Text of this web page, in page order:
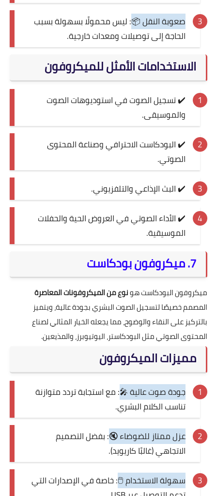
صعوبة النقل 📦: ليس محمولًا بسهولة بسبب
الحاجة إلى توصيلات ومعدات خارجية.
الاستخدامات الأمثل للميكروفون
✔️ تسجيل الصوت في استوديوهات الصوت
والموسيقى.
✔️ البودكاست الاحترافي وصناعة المحتوى
الصوتي.
✔️ البث الإذاعي والتلفزيوني.
✔️ الأداء الصوتي في العروض الحية والحفلات
الموسيقية.
7. ميكروفون بودكاست
ميكروفون البودكاست هونوع من الميكروفونات المعاصرة
المصمم خصيصًا لتسجيل الصوت البشري بجودة عالية، ويتميز
بالتركيز على النقاء والوضوح، مما يجعله الخيار المثالي لصناع
المحتوى الصوتي مثل البودكاستر، اليوتيوبرز، والمذيعين.
مميزات الميكروفون
جودة صوت عالية 🎤: مع استجابة تردد متوازنة
تناسب الكلام البشري.
عزل ممتاز للضوضاء 🔇: بفضل التصميم
الاتجاهي (غالبًا كاريويد).
سهولة الاستخدام 🖱️: خاصة في الإصدارات التي